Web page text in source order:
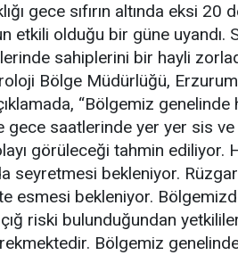
gece sıfırın altında eksi
etkili olduğu bir güne uyandı.
sahiplerini bir hayli
Bölge Müdürlüğü,
“Bölgemiz genelinde
gece saatlerinde yer yer sis
görüleceği tahmin ediliyor.
seyretmesi bekleniyor.
esmesi bekleniyor.
riski bulunduğundan
Bölgemiz